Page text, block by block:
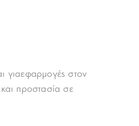
γιαεφαρμογές στον
προστασία σε